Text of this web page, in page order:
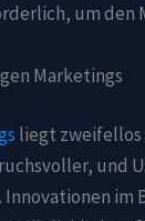
um den
Marketings
liegt
und